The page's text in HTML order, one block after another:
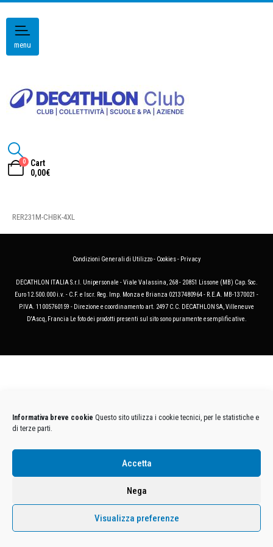
Informativa breve cookie Questo sito utilizza i cookie tecnici, per le statistiche e
di terze parti.
Accetta
Nega
Visualizza preferenze
menu
0
Cart
0,00€
RER231M-CHBK-4XL
Condizioni Generali di Utilizzo- Cookies- Privacy
DECATHLON ITALIA S.r.l. Unipersonale - Viale Valassina, 268 - 20851 Lissone (MB) Cap. Soc.
Euro 12.500.000 i.v. - C.F. e Iscr. Reg. Imp. Monza e Brianza 02137480964 - R.E.A. MB-1370021 -
P.IVA. 11005760159 - Direzione e coordinamento art. 2497 C.C. DECATHLON SA, Villeneuve
D'Ascq, Francia Le foto dei prodotti presenti sul sito sono puramente esemplificative.